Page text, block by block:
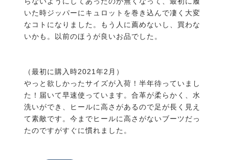
いた時ジッパーにキュロットを巻き込んで凄く大変
なコトになりました。もう人に薦めないし、買わな
いかも。以前のほうが良いお品でした。
（最初に購入時2021年2月）
やっと欲しかったサイズが入荷！半年待っていまし
た！届いて早速使っています。合革が柔らかく、水
洗いができ、ヒールに高さがあるので足が長く見え
て素敵です。今までヒールに高さがないブーツだっ
たのですがすぐに慣れました。